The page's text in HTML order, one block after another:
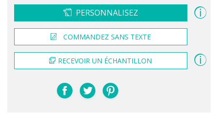
PERSONNALISEZ
COMMANDEZ SANS TEXTE
RECEVOIR UN ÉCHANTILLON